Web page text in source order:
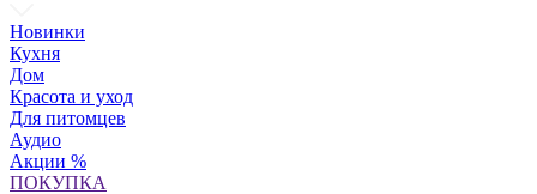
Новинки
Кухня
Дом
Красота и уход
Для питомцев
Аудио
Акции %
ПОКУПКА